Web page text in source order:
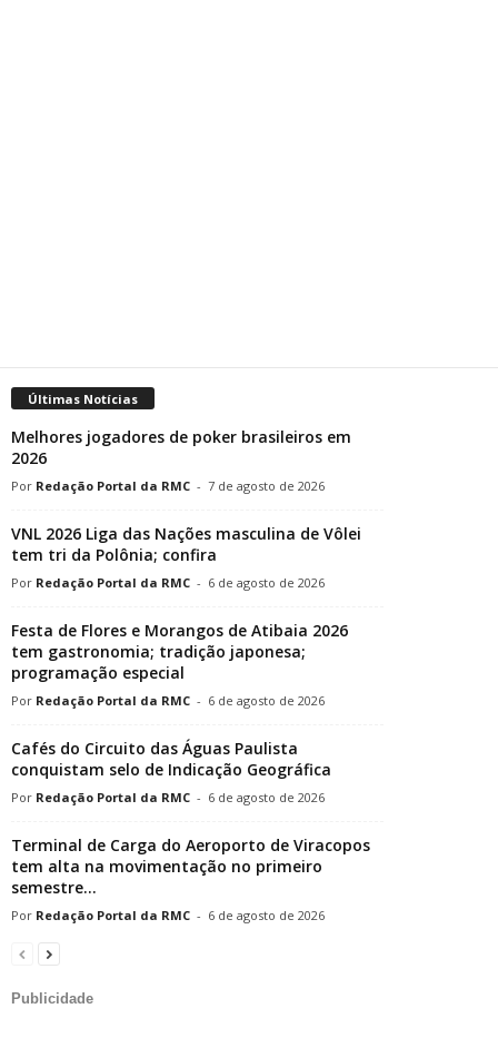
Últimas Notícias
Melhores jogadores de poker brasileiros em
2026
Redação Portal da RMC - 7 de agosto de 2026
VNL 2026 Liga das Nações masculina de Vôlei
tem tri da Polônia; confira
Redação Portal da RMC - 6 de agosto de 2026
Festa de Flores e Morangos de Atibaia 2026
tem gastronomia; tradição japonesa;
programação especial
Redação Portal da RMC - 6 de agosto de 2026
Cafés do Circuito das Águas Paulista
conquistam selo de Indicação Geográfica
Redação Portal da RMC - 6 de agosto de 2026
Terminal de Carga do Aeroporto de Viracopos
tem alta na movimentação no primeiro
semestre...
Redação Portal da RMC - 6 de agosto de 2026
Publicidade